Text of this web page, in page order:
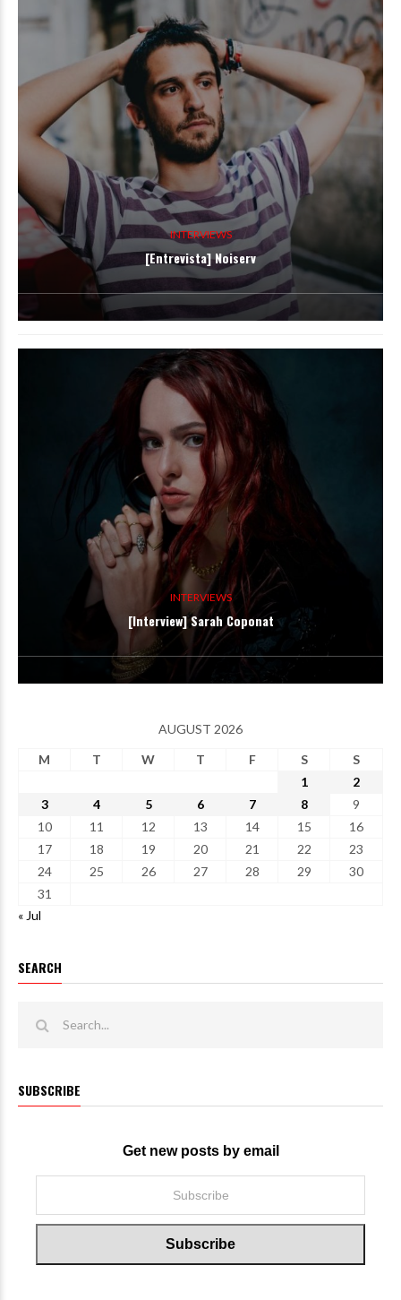
INTERVIEWS
[Entrevista] Noiserv
INTERVIEWS
[Interview] Sarah Coponat
AUGUST 2026
M
T W T F S
S
1
2
3
4 5 6 7 8
9
10
11 12 13 14 15
16
17
18 19 20 21 22
23
24
25 26 27 28 29
30
31
« Jul
SEARCH
SUBSCRIBE
Get new posts by email